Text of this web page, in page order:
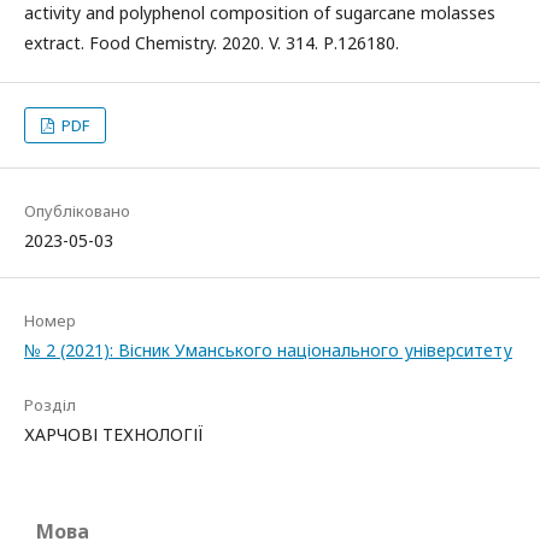
activity and polyphenol composition of sugarcane molasses
extract. Food Chemistry. 2020. V. 314. Р.126180.
PDF
Опубліковано
2023-05-03
Номер
№ 2 (2021): Вісник Уманського національного університету
Розділ
ХАРЧОВІ ТЕХНОЛОГІЇ
Мова